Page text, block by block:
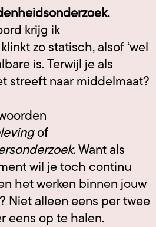
krijg ik
zo statisch, alsof ‘wel
is. Terwijl je als
streeft naar middelmaat?
of
. Want als
wil je toch continu
het werken binnen jouw
Niet alleen eens per twee
eens op te halen.